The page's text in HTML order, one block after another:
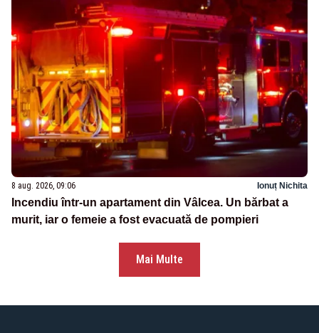
8 aug. 2026, 09:06 Ionuț Nichita
Incendiu într-un apartament din Vâlcea. Un bărbat a
murit, iar o femeie a fost evacuată de pompieri
Mai Multe